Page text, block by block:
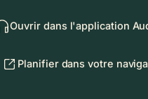
Ouvrir dans l'application
Planifier dans votre